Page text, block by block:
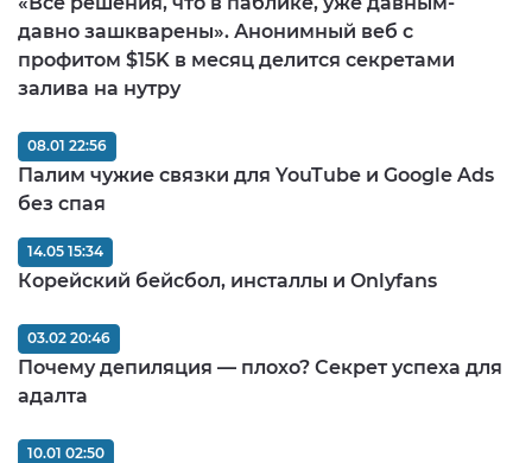
давно зашкварены». Анонимный веб с
профитом $15K в месяц делится секретами
залива на нутру
Палим чужие связки для YouTube и Google Ads
без спая
08.01 22:56
Корейский бейсбол, инсталлы и Onlyfans
14.05 15:34
Почему депиляция — плохо? Секрет успеха для
адалта
03.02 20:46
10.01 02:50